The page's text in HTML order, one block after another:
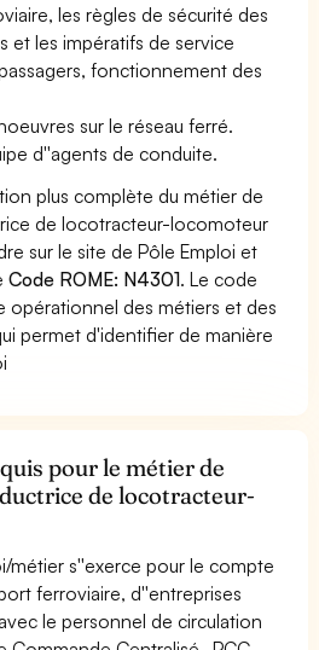
les règles de sécurité des
et les impératifs de service
fonctionnement des
sur le réseau ferré.
d''agents de conduite.
plus complète du métier de
de locotracteur-locomoteur
sur le site de Pôle Emploi et
Code ROME: N4301. Le code
opérationnel des métiers et des
permet d'identifier de manière
pour le métier de
de locotracteur-
métier s''exerce pour le compte
ferroviaire, d''entreprises
le personnel de circulation